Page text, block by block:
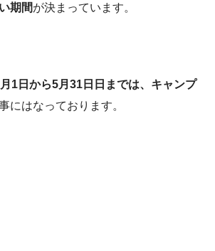
期間が決まっています。
1日から5月31日日までは、キャンプ
にはなっております。